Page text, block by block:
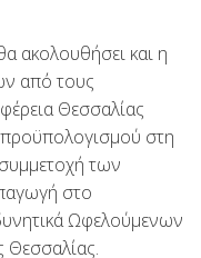
ακολουθήσει και η
από τους
Θεσσαλίας
προϋπολογισμού στη
των
στο
Ωφελούμενων
Θεσσαλίας.